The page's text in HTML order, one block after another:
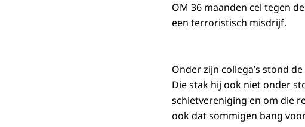
OM 36 maanden cel tegen
een terroristisch misdrijf.
Onder zijn collega’s stond
Die stak hij ook niet onder
schietvereniging en om die
ook dat sommigen bang